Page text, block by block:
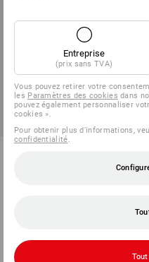
Vous avez déjà consulté 7
Entreprise
(prix sans TVA)
Vous pouvez retirer votre
les Paramètres des cookies dans
pouvez également personnaliser
cookies ».
Pour obtenir plus d'informations,
confidentialité